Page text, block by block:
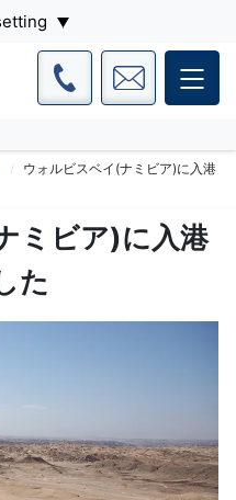
ウォルビスベイ(ナミビア)に入港
ミビア)に入港
た